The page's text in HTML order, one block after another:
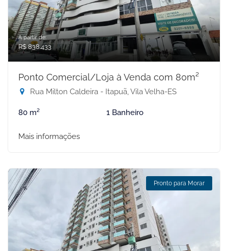
A partir de:
R$ 838.433
Ponto Comercial/Loja à Venda com 80m²
Rua Milton Caldeira - Itapuã, Vila Velha-ES
80 m² 1 Banheiro
Mais informações
Pronto para Morar